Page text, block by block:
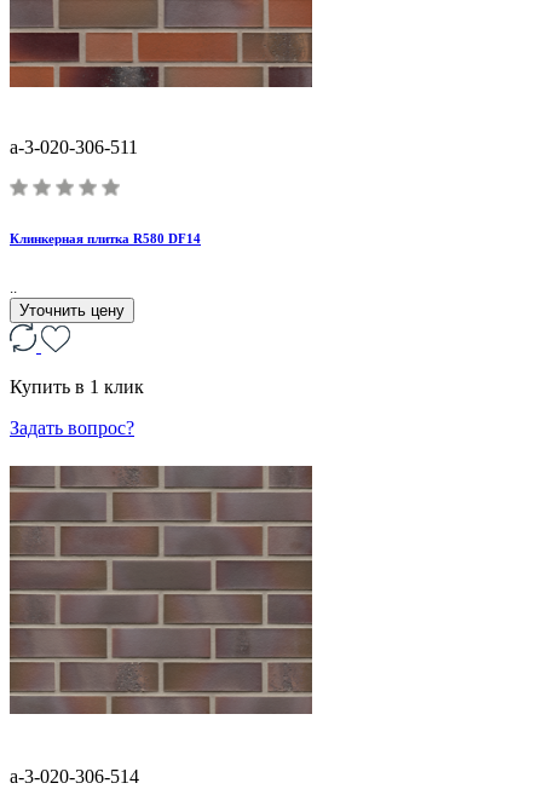
a-3-020-306-511
Клинкерная плитка R580 DF14
..
Уточнить цену
Купить в 1 клик
Задать вопрос?
a-3-020-306-514